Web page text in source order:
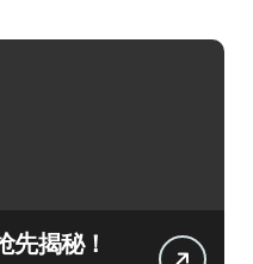
揭秘！